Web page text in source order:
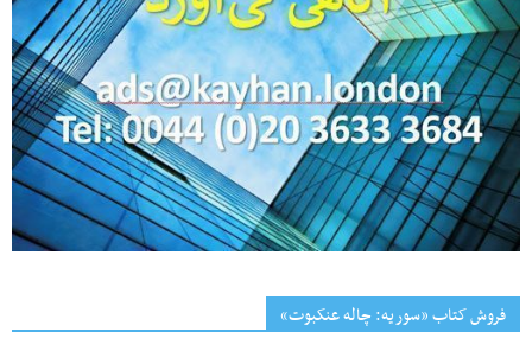
فروش کتاب «سوریه: چاله عنکبوت»